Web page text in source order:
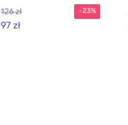
126 zł
97 zł
-23%